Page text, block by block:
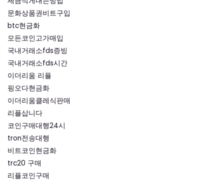
문화상품권비트구입
btc현금화
모든코인고가매입
국내거래소fds증빙
국내거래소fds시간
이더리움 리플
핑오다현금화
이더리움클레식판매
리플삽니다
코인구매대행24시
tron전송대행
비트코인현금화
trc20 구매
리플코인구매